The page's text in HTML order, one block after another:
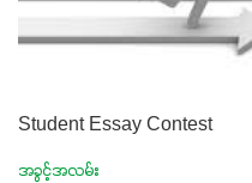
Student Essay Contest
အခွင့်အလမ်း